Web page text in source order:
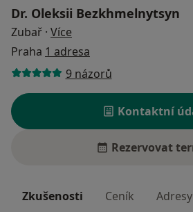
Dr. Oleksii Bezkhmelnytsyn
Zubař · Více
Praha 1 adresa
9 názorů
Kontaktní
Rezervovat
Zkušenosti Ceník Adresy